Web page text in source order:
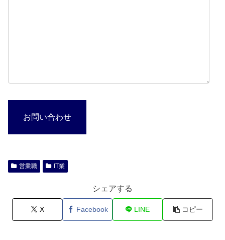
お問い合わせ
営業職 IT業
シェアする
X Facebook LINE コピー